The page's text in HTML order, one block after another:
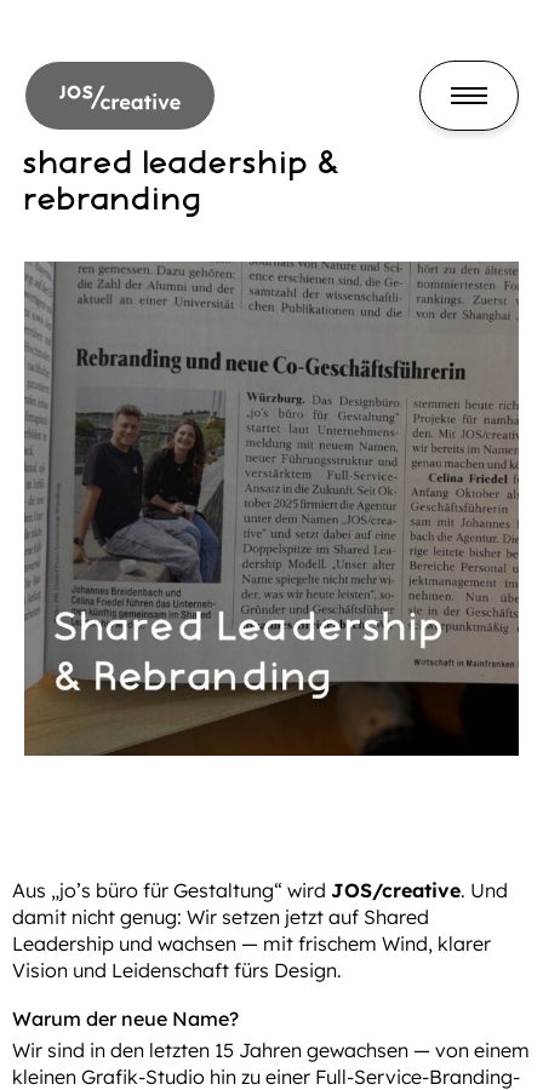
shared leadership &
rebranding
Aus „jo’s büro für Gestaltung“ wird JOS/creative. Und
damit nicht genug: Wir setzen jetzt auf Shared
Leadership und wachsen — mit frischem Wind, klarer
Vision und Leidenschaft fürs Design.
Warum der neue Name?
Wir sind in den letzten 15 Jahren gewachsen — von einem
kleinen Grafik-Studio hin zu einer Full-Service-Branding-